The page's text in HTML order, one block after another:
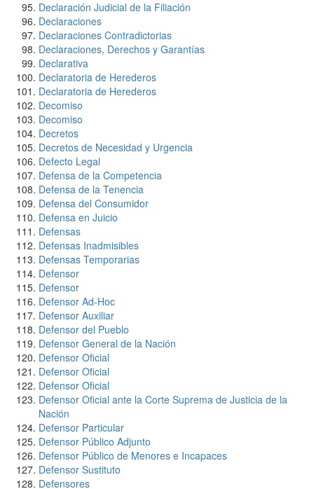
Declaración Judicial de la Filiación
Declaraciones
Declaraciones Contradictorias
Declaraciones, Derechos y Garantías
Declarativa
Declaratoria de Herederos
Declaratoria de Herederos
Decomiso
Decomiso
Decretos
Decretos de Necesidad y Urgencia
Defecto Legal
Defensa de la Competencia
Defensa de la Tenencia
Defensa del Consumidor
Defensa en Juicio
Defensas
Defensas Inadmisibles
Defensas Temporarias
Defensor
Defensor
Defensor Ad-Hoc
Defensor Auxiliar
Defensor del Pueblo
Defensor General de la Nación
Defensor Oficial
Defensor Oficial
Defensor Oficial
Defensor Oficial ante la Corte Suprema de Justicia de la
Nación
Defensor Particular
Defensor Público Adjunto
Defensor Público de Menores e Incapaces
Defensor Sustituto
Defensores